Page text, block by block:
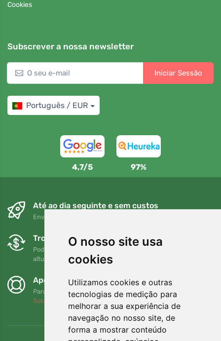
O nosso site usa
cookies
Utilizamos cookies e outras
tecnologias de medição para
melhorar a sua experiência de
navegação no nosso site, de
forma a mostrar conteúdo
Cookies
Subscrever a nossa newsletter
Iniciar Sessão
Português / EUR
4,7/5 97%
Até ao dia seguinte e sem custos
Envio gratuito para encomendas superiores a 80 EUR
Trocas e devoluções gratuitas
Pode devolver ou trocar a sua encomenda em qualquer
altura no prazo de 90 dias
Apoiamos a Trees.org
Para cada encomenda plantamos uma árvore! Leia mais
Sobre nós